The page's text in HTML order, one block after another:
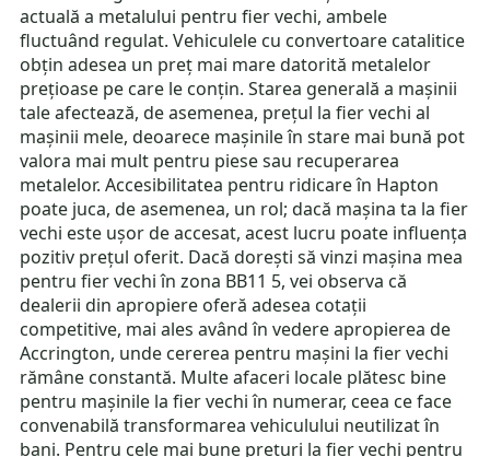
actuală a metalului pentru fier vechi, ambele
fluctuând regulat. Vehiculele cu convertoare catalitice
obțin adesea un preț mai mare datorită metalelor
prețioase pe care le conțin. Starea generală a mașinii
tale afectează, de asemenea, prețul la fier vechi al
mașinii mele, deoarece mașinile în stare mai bună pot
valora mai mult pentru piese sau recuperarea
metalelor. Accesibilitatea pentru ridicare în Hapton
poate juca, de asemenea, un rol; dacă mașina ta la fier
vechi este ușor de accesat, acest lucru poate influența
pozitiv prețul oferit. Dacă dorești să vinzi mașina mea
pentru fier vechi în zona BB11 5, vei observa că
dealerii din apropiere oferă adesea cotații
competitive, mai ales având în vedere apropierea de
Accrington, unde cererea pentru mașini la fier vechi
rămâne constantă. Multe afaceri locale plătesc bine
pentru mașinile la fier vechi în numerar, ceea ce face
convenabilă transformarea vehiculului neutilizat în
bani. Pentru cele mai bune prețuri la fier vechi pentru